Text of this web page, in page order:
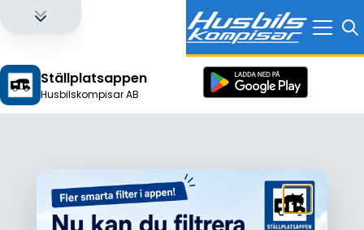
Ställplatsappen
Husbilskompisar AB
Logga in för att få full tillgång till alla funktioner!